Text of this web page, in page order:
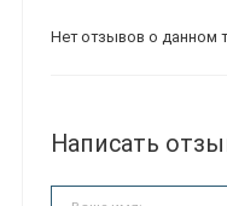
Нет отзывов о данном
Написать